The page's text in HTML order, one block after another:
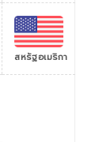
สหรัฐอเมริกา